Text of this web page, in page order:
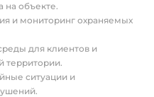
на объекте.
и мониторинг охраняемых
для клиентов и
территории.
ситуации и